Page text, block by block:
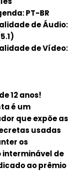
PT-BR
de Áudio:
de Vídeo:
12 anos!
é um
que expõe as
usadas
os
interminável de
ao prêmio